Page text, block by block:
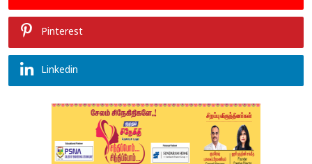
Pinterest
Linkedin